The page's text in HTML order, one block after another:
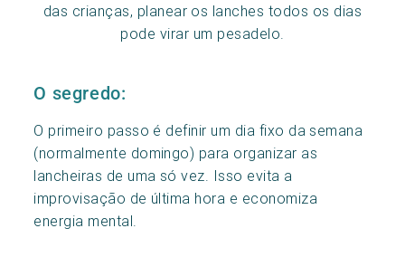
das crianças, planear os lanches todos os dias
pode virar um pesadelo.
O segredo:
O primeiro passo é definir um dia fixo da semana
(normalmente domingo) para organizar as
lancheiras de uma só vez. Isso evita a
improvisação de última hora e economiza
energia mental.